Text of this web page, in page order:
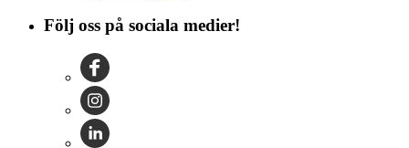
Följ oss på sociala medier!